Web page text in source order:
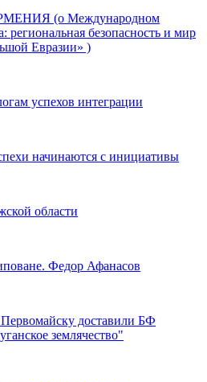
(о Международном
региональная безопасность и мир
Евразии» )
успехов интеграции
начинаются с инициативы
области
Федор Афанасов
доставили БФ
землячество"